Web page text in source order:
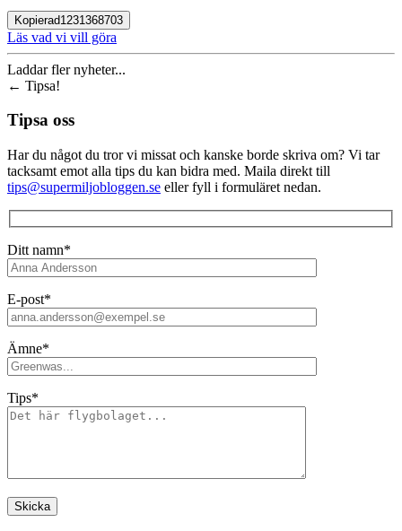
Kopierad1231368703
Läs vad vi vill göra
Laddar fler nyheter...
← Tipsa!
Tipsa oss
Har du något du tror vi missat och kanske borde skriva om? Vi tar
tacksamt emot alla tips du kan bidra med. Maila direkt till
tips@supermiljobloggen.se eller fyll i formuläret nedan.
Ditt namn*
E-post*
Ämne*
Tips*
Lämna detta fält tomt.